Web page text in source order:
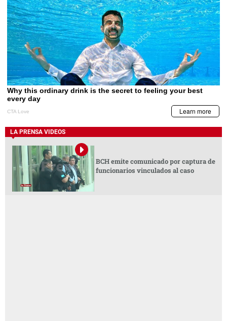
LA PRENSA VIDEOS
BCH emite comunicado por captura de
funcionarios vinculados al caso